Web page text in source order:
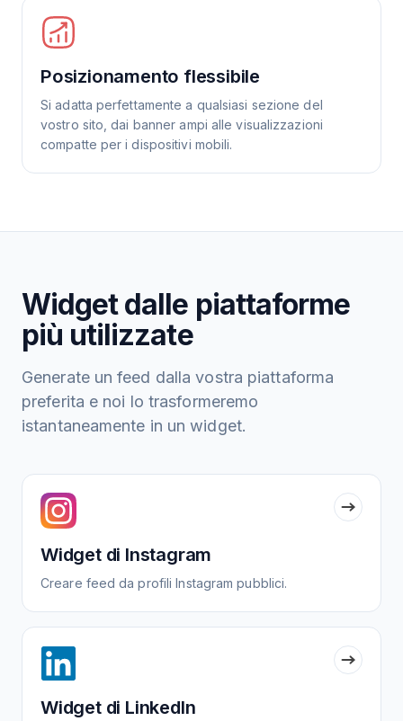
Posizionamento flessibile
Si adatta perfettamente a qualsiasi sezione del
vostro sito, dai banner ampi alle visualizzazioni
compatte per i dispositivi mobili.
Widget dalle piattaforme
più utilizzate
Generate un feed dalla vostra piattaforma
preferita e noi lo trasformeremo
istantaneamente in un widget.
Widget di Instagram
Creare feed da profili Instagram pubblici.
Widget di LinkedIn